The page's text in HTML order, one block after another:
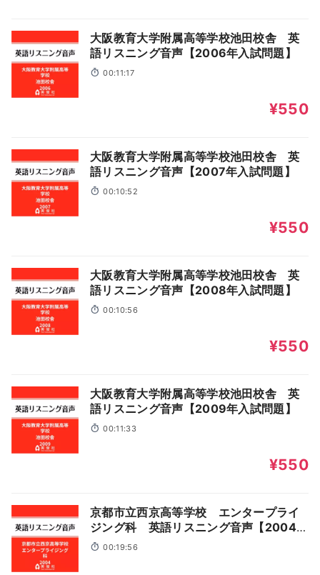
大阪教育大学附属高等学校池田校舎 英
語リスニング音声【2006年入試問題】
00:11:17
¥550
大阪教育大学附属高等学校池田校舎 英
語リスニング音声【2007年入試問題】
00:10:52
¥550
大阪教育大学附属高等学校池田校舎 英
語リスニング音声【2008年入試問題】
00:10:56
¥550
大阪教育大学附属高等学校池田校舎 英
語リスニング音声【2009年入試問題】
00:11:33
¥550
京都市立西京高等学校 エンタープライ
ジング科 英語リスニング音声【2004年
入試問題】
00:19:56